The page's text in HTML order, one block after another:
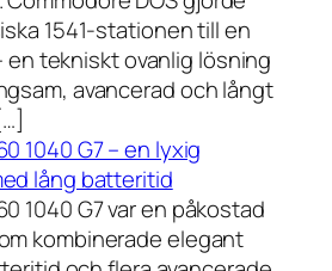
1541-stationen till en
en tekniskt ovanlig lösning
avancerad och långt
1040 G7 – en lyxig
lång batteritid
1040 G7 var en påkostad
kombinerade elegant